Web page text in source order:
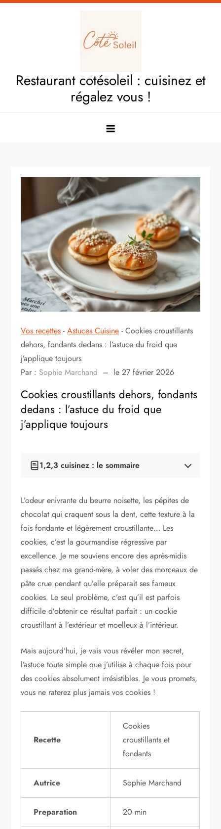
Skip
Restaurant cotésoleil : cuisinez et
régalez vous !
Vos recettes -Astuces Cuisine -Cookies croustillants
dehors, fondants dedans : l’astuce du froid que
j’applique toujours
Par : Sophie Marchand – le 27 février 2026
Cookies croustillants dehors, fondants
dedans : l’astuce du froid que
j’applique toujours
1,2,3 cuisinez : le sommaire
La recette pas à pas
Les ingredients pour 12 personnes
La preparation detaillee
Astuces pour un resultat encore meilleur
Variantes et adaptations
Cookies aux noix et aux raisins secs
Cookies au chocolat blanc et aux cranberries
Cookies vegan
Questions frequentes
Sophie Marchand
Salade de melon, feta et menthe : ma…
Riz à la casserole, au rice cooker ou…
Brioche moelleuse filante : la recette que j'ai…
L’odeur enivrante du beurre noisette, les pépites de
chocolat qui craquent sous la dent, cette texture à la
fois fondante et légèrement croustillante… Les
cookies, c’est la gourmandise régressive par
excellence. Je me souviens encore des après-midis
passés chez ma grand-mère, à voler des morceaux de
pâte crue pendant qu’elle préparait ses fameux
cookies. Le seul problème, c’est qu’il est parfois
difficile d’obtenir ce résultat parfait : un cookie
croustillant à l’extérieur et moelleux à l’intérieur.
Mais aujourd’hui, je vais vous révéler mon secret,
l’astuce toute simple que j’utilise à chaque fois pour
des cookies absolument irrésistibles. Je vous promets,
vous ne raterez plus jamais vos cookies !
Recette
Cookies
croustillants et
fondants
Autrice Sophie Marchand
Preparation 20 min